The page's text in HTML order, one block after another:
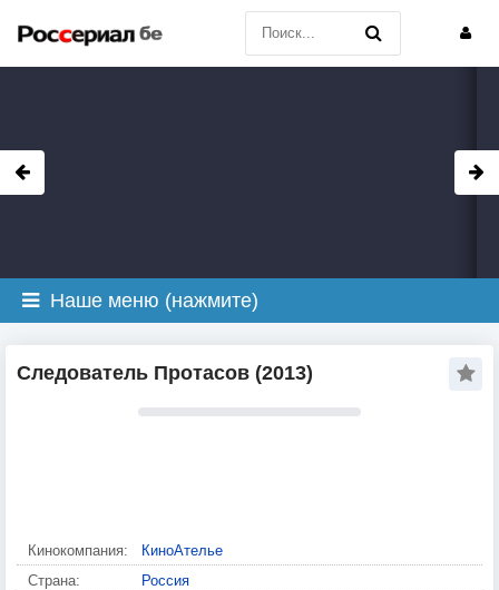
Наше меню (нажмите)
Следователь Протасов (2013)
Кинокомпания:
КиноАтелье
Страна:
Россия